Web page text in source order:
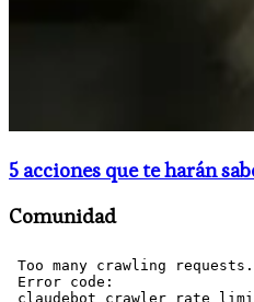
5 acciones que te harán
Comunidad